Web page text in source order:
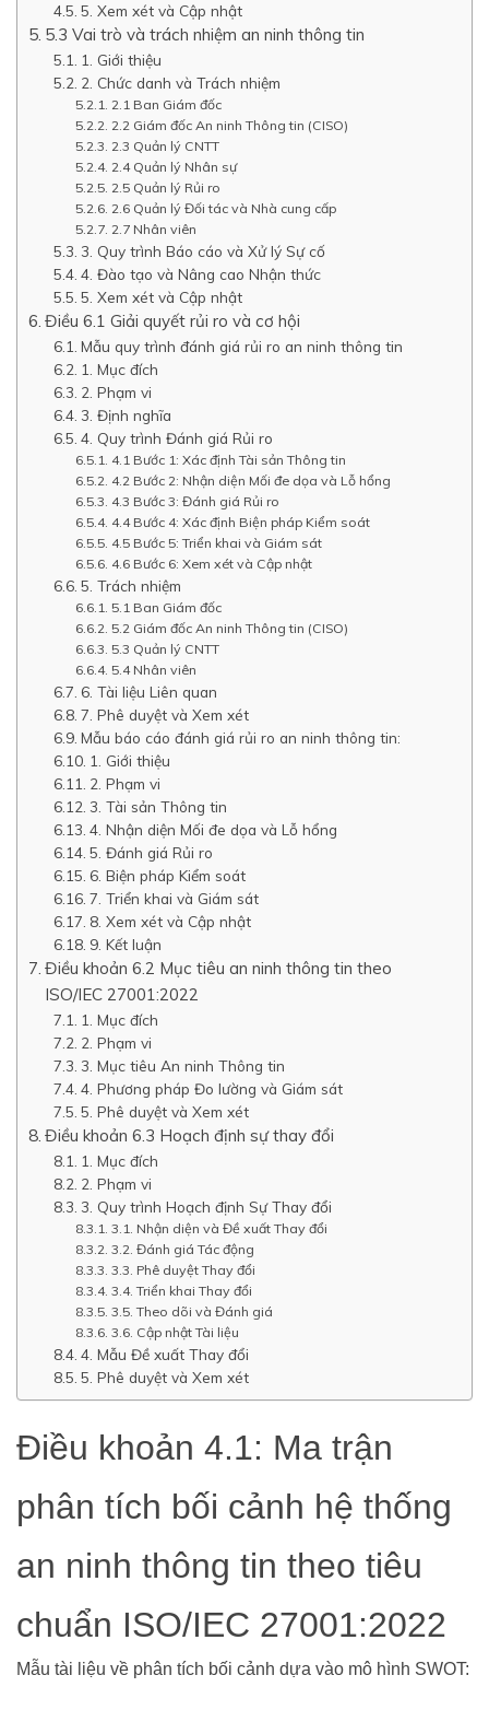
5. Xem xét và Cập nhật
5.3 Vai trò và trách nhiệm an ninh thông tin
1. Giới thiệu
2. Chức danh và Trách nhiệm
2.1 Ban Giám đốc
2.2 Giám đốc An ninh Thông tin (CISO)
2.3 Quản lý CNTT
2.4 Quản lý Nhân sự
2.5 Quản lý Rủi ro
2.6 Quản lý Đối tác và Nhà cung cấp
2.7 Nhân viên
3. Quy trình Báo cáo và Xử lý Sự cố
4. Đào tạo và Nâng cao Nhận thức
5. Xem xét và Cập nhật
Điều 6.1 Giải quyết rủi ro và cơ hội
Mẫu quy trình đánh giá rủi ro an ninh thông tin
1. Mục đích
2. Phạm vi
3. Định nghĩa
4. Quy trình Đánh giá Rủi ro
4.1 Bước 1: Xác định Tài sản Thông tin
4.2 Bước 2: Nhận diện Mối đe dọa và Lỗ hổng
4.3 Bước 3: Đánh giá Rủi ro
4.4 Bước 4: Xác định Biện pháp Kiểm soát
4.5 Bước 5: Triển khai và Giám sát
4.6 Bước 6: Xem xét và Cập nhật
5. Trách nhiệm
5.1 Ban Giám đốc
5.2 Giám đốc An ninh Thông tin (CISO)
5.3 Quản lý CNTT
5.4 Nhân viên
6. Tài liệu Liên quan
7. Phê duyệt và Xem xét
Mẫu báo cáo đánh giá rủi ro an ninh thông tin:
1. Giới thiệu
2. Phạm vi
3. Tài sản Thông tin
4. Nhận diện Mối đe dọa và Lỗ hổng
5. Đánh giá Rủi ro
6. Biện pháp Kiểm soát
7. Triển khai và Giám sát
8. Xem xét và Cập nhật
9. Kết luận
Điều khoản 6.2 Mục tiêu an ninh thông tin theo
ISO/IEC 27001:2022
1. Mục đích
2. Phạm vi
3. Mục tiêu An ninh Thông tin
4. Phương pháp Đo lường và Giám sát
5. Phê duyệt và Xem xét
Điều khoản 6.3 Hoạch định sự thay đổi
1. Mục đích
2. Phạm vi
3. Quy trình Hoạch định Sự Thay đổi
3.1. Nhận diện và Đề xuất Thay đổi
3.2. Đánh giá Tác động
3.3. Phê duyệt Thay đổi
3.4. Triển khai Thay đổi
3.5. Theo dõi và Đánh giá
3.6. Cập nhật Tài liệu
4. Mẫu Đề xuất Thay đổi
5. Phê duyệt và Xem xét
Điều khoản 4.1: Ma trận
phân tích bối cảnh hệ thống
an ninh thông tin theo tiêu
chuẩn ISO/IEC 27001:2022
Mẫu tài liệu về phân tích bối cảnh dựa vào mô hình SWOT: